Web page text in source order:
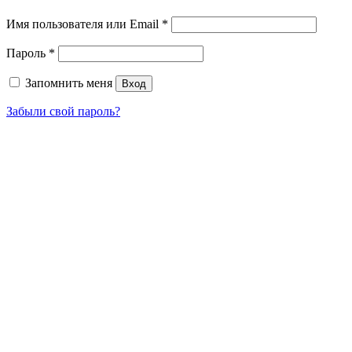
Имя пользователя или Email *
Пароль *
Запомнить меня Вход
Забыли свой пароль?